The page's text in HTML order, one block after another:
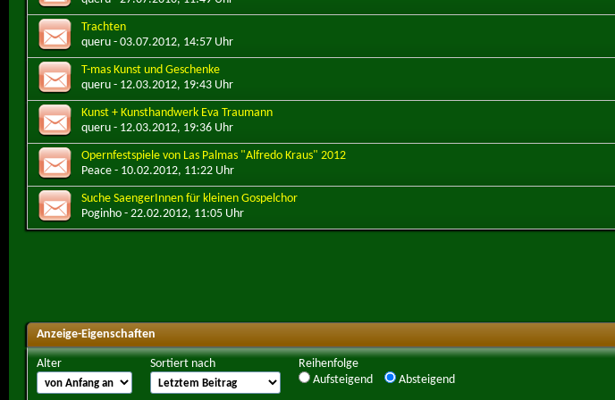
Trachten
queru - 03.07.2012, 14:57 Uhr
T-mas Kunst und Geschenke
queru - 12.03.2012, 19:43 Uhr
Kunst + Kunsthandwerk Eva Traumann
queru - 12.03.2012, 19:36 Uhr
Opernfestspiele von Las Palmas "Alfredo Kraus" 2012
Peace - 10.02.2012, 11:22 Uhr
Suche SaengerInnen für kleinen Gospelchor
Poginho - 22.02.2012, 11:05 Uhr
Anzeige-Eigenschaften
Alter Sortiert nach
Reihenfolge
Aufsteigend
Absteigend